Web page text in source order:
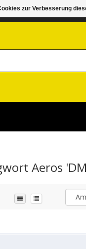
15.08. GESCHLOSSEN
Aeros
zur Verbesserung